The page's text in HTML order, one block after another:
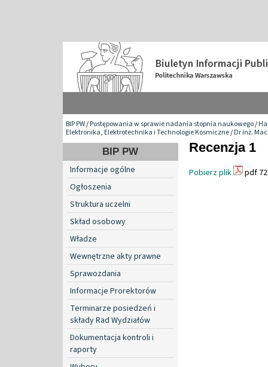
BIP PW/Postępowania w sprawie nadania stopnia naukowego/
Elektronika, Elektrotechnika i Technologie Kosmiczne/Dr inż.
BIP PW
Informacje ogólne
Ogłoszenia
Struktura uczelni
Skład osobowy
Władze
Wewnętrzne akty prawne
Sprawozdania
Informacje Prorektorów
Terminarze posiedzeń i
składy Rad Wydziałów
Dokumentacja kontroli i
raporty
Recenzja 1
Pobierz plik pdf